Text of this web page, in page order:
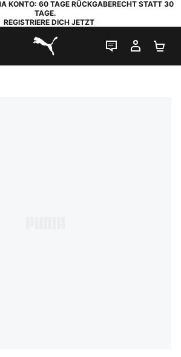
KONTO: 60 TAGE RÜCKGABERECHT STATT 30
TAGE.
REGISTRIERE DICH JETZT
PUMA.com
LIVE-CHAT
MEIN